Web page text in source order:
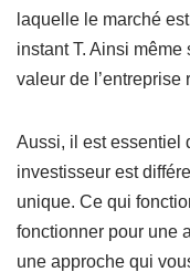
laquelle le marché
instant T. Ainsi
valeur de l’entreprise
Aussi, il est essentiel
investisseur est
unique. Ce qui
fonctionner pour une
une approche qui